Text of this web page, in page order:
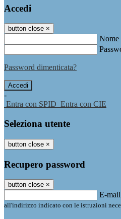
Accedi
button close ×
Nome
Password dimenticata?
-
Entra con SPID Entra con CIE
Seleziona utente
button close ×
Recupero password
button close ×
E-mail
all'indirizzo indicato con le istruzioni